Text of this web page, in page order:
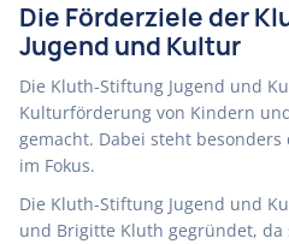
Die Förderziele der
Jugend und Kultur
Die Kluth-Stiftung Jugend und
Kulturförderung von Kindern
gemacht. Dabei steht
im Fokus.
Die Kluth-Stiftung Jugend und
und Brigitte Kluth gegründet, da